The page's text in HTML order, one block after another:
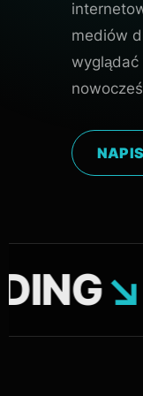
mediów
wyglądać
↘